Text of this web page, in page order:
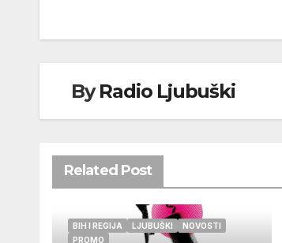
ByRadio Ljubuški
Related Post
BIH I REGIJA LJUBUŠKI
NOVOSTI
PROMO